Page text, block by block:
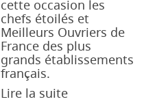
cette occasion les
chefs étoilés et
Meilleurs Ouvriers de
France des plus
grands établissements
français.
Lire la suite